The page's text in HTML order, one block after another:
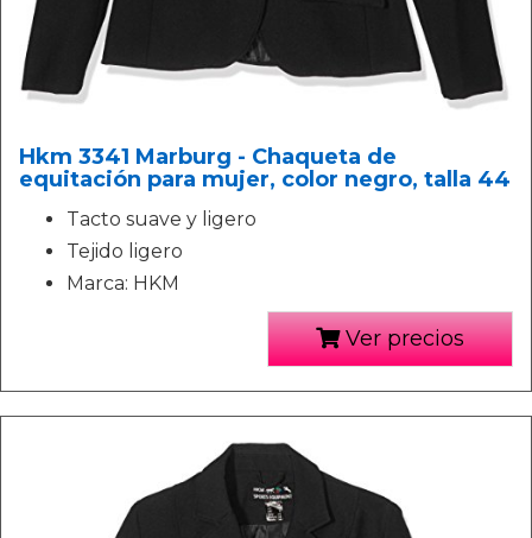
Hkm 3341 Marburg - Chaqueta de
equitación para mujer, color negro, talla 44
Tacto suave y ligero
Tejido ligero
Marca: HKM
Ver precios